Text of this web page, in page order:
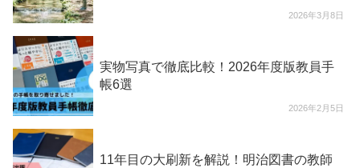
2026年3月8日
2026年2月5日
実物写真で徹底比較！2026年度版教員手
帳6選
11年目の大刷新を解説！明治図書の教師